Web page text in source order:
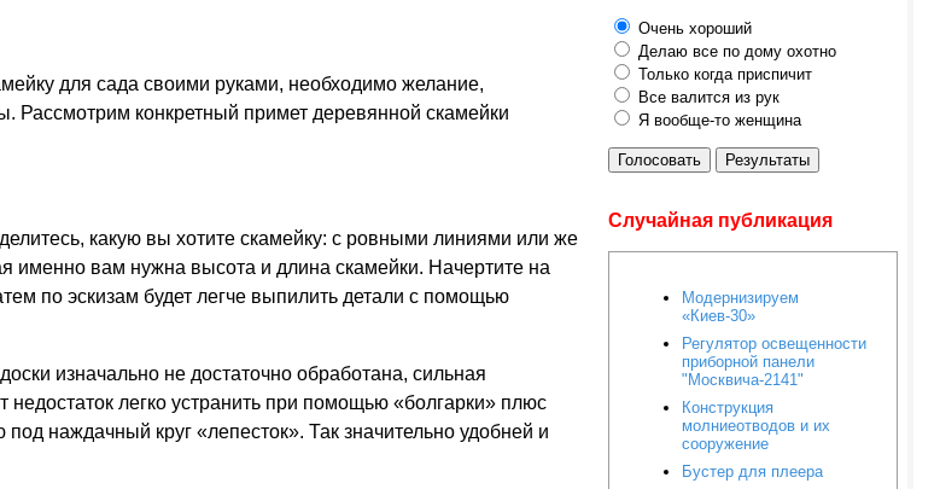
для сада своими руками, необходимо желание,
Рассмотрим конкретный примет деревянной скамейки
какую вы хотите скамейку: с ровными линиями или же
именно вам нужна высота и длина скамейки. Начертите на
по эскизам будет легче выпилить детали с помощью
изначально не достаточно обработана, сильная
недостаток легко устранить при помощью «болгарки» плюс
наждачный круг «лепесток». Так значительно удобней и
Очень хороший
Делаю все по дому охотно
Только когда приспичит
Все валится из рук
Я вообще-то женщина
Голосовать Результаты
Случайная публикация
Модернизируем
«Киев-30»
Регулятор освещенности
приборной панели
"Москвича-2141"
Конструкция
молниеотводов и их
сооружение
Бустер для плеера